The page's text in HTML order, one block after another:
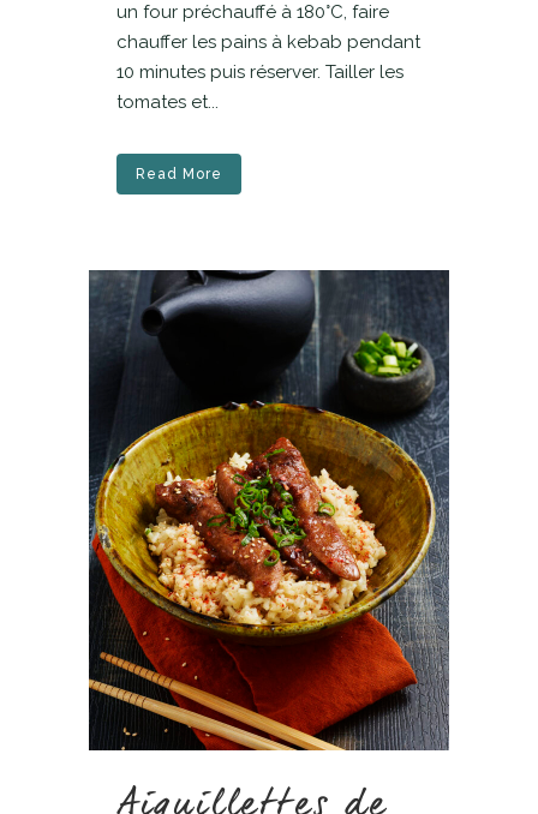
un four préchauffé à 180°C, faire
chauffer les pains à kebab pendant
10 minutes puis réserver. Tailler les
tomates et...
Read More